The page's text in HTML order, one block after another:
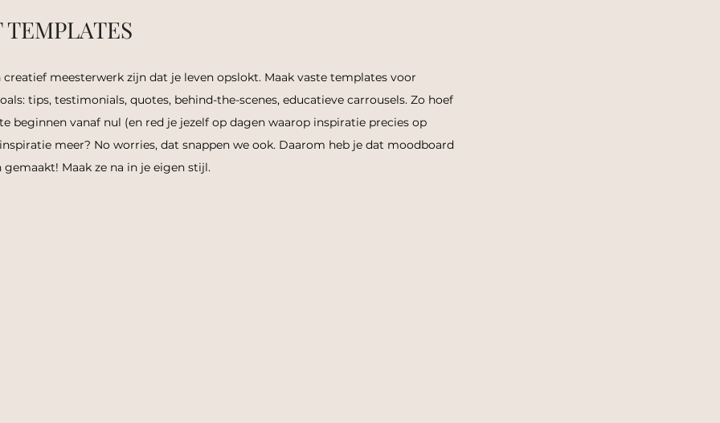
meesterwerk zijn dat je leven opslokt. Maak vaste templates voor
tips, testimonials, quotes, behind-the-scenes, educatieve carrousels. Zo hoef
beginnen vanaf nul (en red je jezelf op dagen waarop inspiratie precies op
meer? No worries, dat snappen we ook. Daarom heb je dat moodboard
Maak ze na in je eigen stijl.